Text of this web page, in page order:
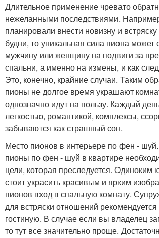
Длительное применение чревато
нежеланными последствиями.
планировали внести новизну и
будни, то уникальная сила пиона может
мужчину или женщину на подвиги за
спальни, а именно на измены, и как
Это, конечно, крайние случаи. Таким
пионы не долгое время украшают
однозначно идут на пользу. Каждый
легкостью, романтикой, комплексы,
забываются как страшный сон.
Место пионов в интерьере по фен -
пионы по фен - шуй в квартире
цели, которая преследуется.
стоит украсить красивым и ярким
пионов вход в спальную комнату.
для встряски отношений
гостиную. В случае если вы владелец
то тут все значительно проще.